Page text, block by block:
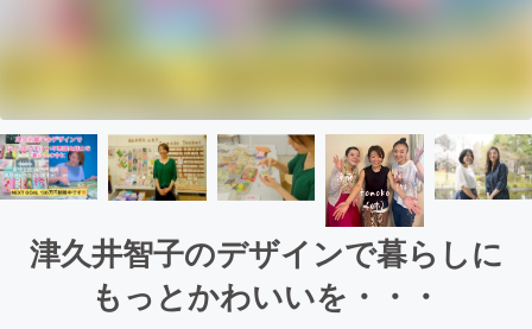
津久井智子のデザインで暮らしに
もっとかわいいを・・・